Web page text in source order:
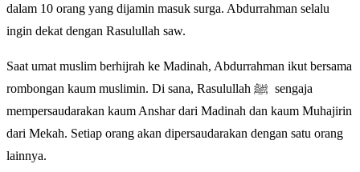
dalam 10 orang yang dijamin masuk surga. Abdurrahman selalu
ingin dekat dengan Rasulullah saw.
Saat umat muslim berhijrah ke Madinah, Abdurrahman ikut bersama
rombongan kaum muslimin. Di sana, Rasulullah ﷺ sengaja
mempersaudarakan kaum Anshar dari Madinah dan kaum Muhajirin
dari Mekah. Setiap orang akan dipersaudarakan dengan satu orang
lainnya.